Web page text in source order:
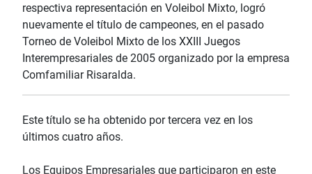
respectiva representación en Voleibol Mixto, logró
nuevamente el título de campeones, en el pasado
Torneo de Voleibol Mixto de los XXIII Juegos
Interempresariales de 2005 organizado por la empresa
Comfamiliar Risaralda.
Este título se ha obtenido por tercera vez en los
últimos cuatro años.
Los Equipos Empresariales que participaron en este